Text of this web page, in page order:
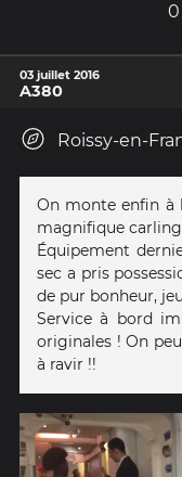
0
03 juillet 2016
A380
Roissy-en-
On monte enfin à
magnifique
Équipement
sec a pris
de pur bonheur,
Service à bord
originales ! On
à ravir !!